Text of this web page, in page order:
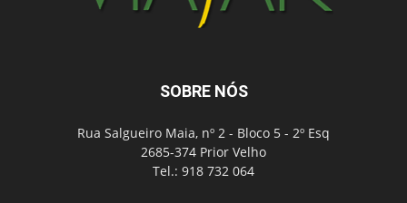
SOBRE NÓS
Rua Salgueiro Maia, nº 2 - Bloco 5 - 2º Esq
2685-374 Prior Velho
Tel.: 918 732 064